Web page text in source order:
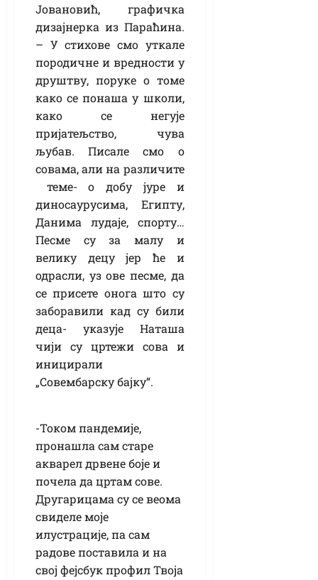
Јовановић, графичка
дизајнерка из Параћина.
– У стихове смо уткале
породичне и вредности у
друштву, поруке о томе
како се понаша у школи,
како се негује
пријатељство, чува
љубав. Писале смо о
совама, али на различите
теме- о добу јуре и
диносаурусима, Египту,
Данима лудаје, спорту…
Песме су за малу и
велику децу јер ће и
одрасли, уз ове песме, да
се присете онога што су
заборавили кад су били
деца- указује Наташа
чији су цртежи сова и
иницирали
„Совембарску бајку“.
-Током пандемије,
пронашла сам старе
акварел дрвене боје и
почела да цртам сове.
Другарицама су се веома
свиделе моје
илустрације, па сам
радове поставила и на
свој фејсбук профил Твоја